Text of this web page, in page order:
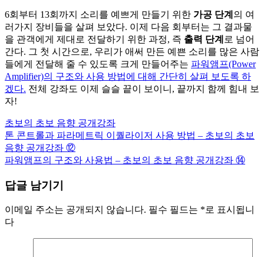
6회부터 13회까지 소리를 예쁘게 만들기 위한 가공 단계 의 여
러가지 장비들을 살펴 보았다. 이제 다음 회부터는 그 결과물
을 관객에게 제대로 전달하기 위한 과정, 즉 출력 단계 로 넘어
간다. 그 첫 시간으로, 우리가 애써 만든 예쁜 소리를 많은 사람
들에게 전달해 줄 수 있도록 크게 만들어주는 파워앰프(Power
Amplifier)의 구조와 사용 방법에 대해 간단히 살펴 보도록 하
겠다. 전체 강좌도 이제 슬슬 끝이 보이니, 끝까지 함께 힘내 보
자!
초보의 초보 음향 공개강좌
글
탐
톤 콘트롤과 파라메트릭 이퀄라이저 사용 방법 – 초보의 초보
음향 공개강좌 ⑫
파워앰프의 구조와 사용법 – 초보의 초보 음향 공개강좌 ⑭
답글 남기기
이메일 주소는 공개되지 않습니다. 필수 필드는 *로 표시됩니
다